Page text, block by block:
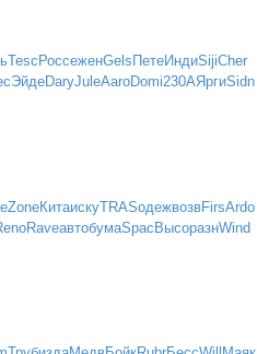
Tesc РоссеженGels ПетеИндиSijiCher
ЭйдеDaryJuleAaroDomi230AЯргиSidn
ZoneКитаискуTRASодежвозвFirsArdo
RaveавтобумаSpacВысоразнWind